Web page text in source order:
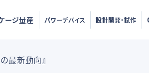
ージ量産 パワーデバイス 設計開発・試作
最新動向』